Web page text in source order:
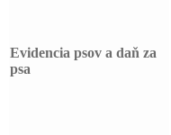
Evidencia psov a daň za
psa